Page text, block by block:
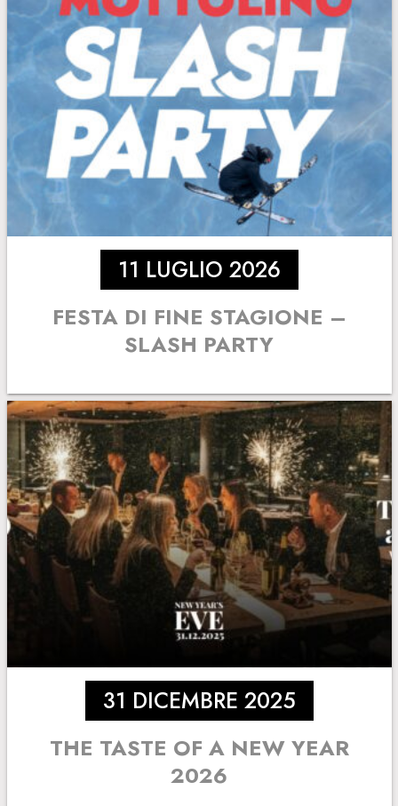
11 LUGLIO 2026
FESTA DI FINE STAGIONE –
SLASH PARTY
31 DICEMBRE 2025
THE TASTE OF A NEW YEAR
2026